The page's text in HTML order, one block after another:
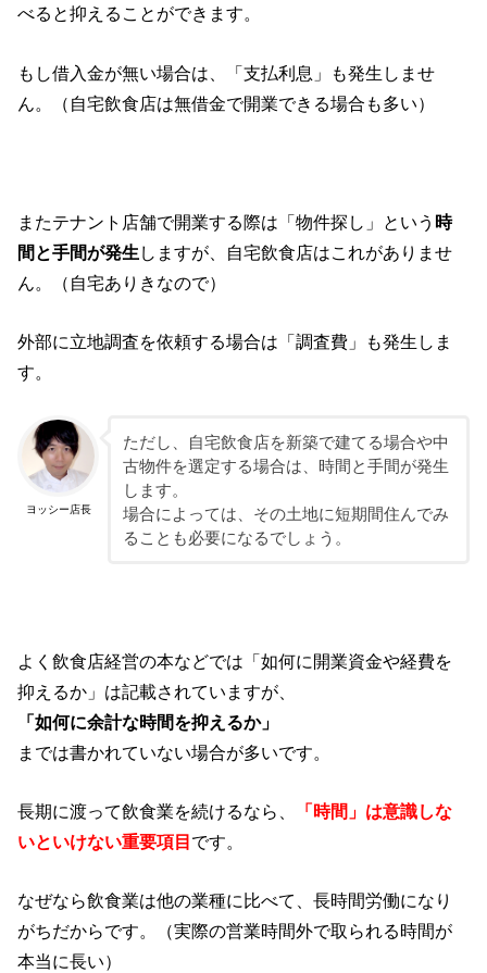
べると抑えることができます。
もし借入金が無い場合は、「支払利息」も発生しませ
ん。（自宅飲食店は無借金で開業できる場合も多い）
またテナント店舗で開業する際は「物件探し」という 時
間と手間が発生 しますが、自宅飲食店はこれがありませ
ん。（自宅ありきなので）
外部に立地調査を依頼する場合は「調査費」も発生しま
す。
ヨッシー店長
ただし、自宅飲食店を新築で建てる場合や中
古物件を選定する場合は、時間と手間が発生
します。
場合によっては、その土地に短期間住んでみ
ることも必要になるでしょう。
よく飲食店経営の本などでは「如何に開業資金や経費を
抑えるか」は記載されていますが、
「如何に余計な時間を抑えるか」
までは書かれていない場合が多いです。
長期に渡って飲食業を続けるなら、
「時間」は意識しな
いといけない重要項目です。
なぜなら飲食業は他の業種に比べて、長時間労働になり
がちだからです。（実際の営業時間外で取られる時間が
本当に長い）